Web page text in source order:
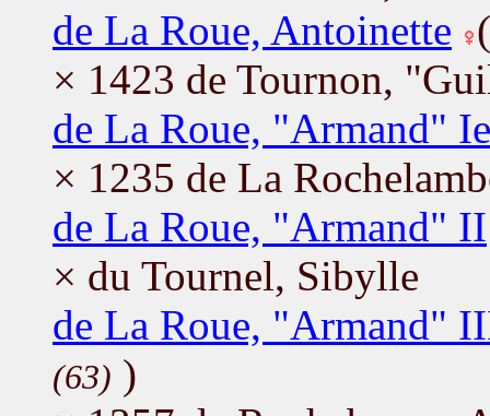
de La Roue, Antoinette
× 1423 de Tournon,
de La Roue, "Armand"
× 1235 de La
de La Roue, "Armand" II
× du Tournel, Sibylle
de La Roue, "Armand"
(63) )